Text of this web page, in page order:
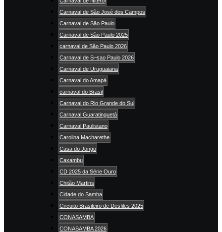
Carnaval de São José dos Campos
Carnaval de São Paulo
Carnaval de São Paulo 2025
carnaval de São Paulo 2026
Carnaval de S~sao Paulo 2026
Carnaval de Uruguaiana
Carnaval do Amapá
carnaval do Brasil
Carnaval do Rio Grande do Sul
Carnaval Guaratinguetá
Carnaval Paulistano
Carolina Macharethe
Casa do Jongo
Caxambu
CD 2025 da Série Ouro
Chitão Martins
Cidade do Samba
Circuito Brasileiro de Desfiles 2025
CONASAMBA
CONASAMBA 2026